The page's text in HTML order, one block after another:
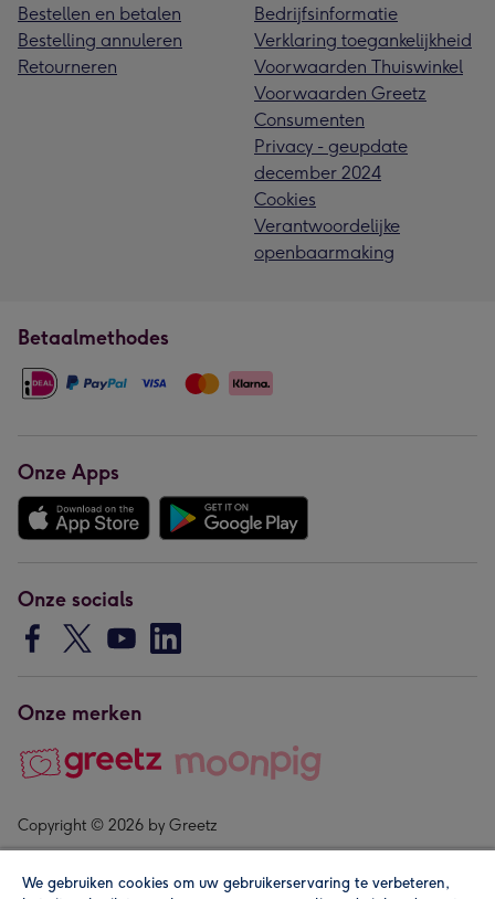
Bestellen en betalen
Bestelling annuleren
Retourneren
Bedrijfsinformatie
Verklaring toegankelijkheid
Voorwaarden Thuiswinkel
Voorwaarden Greetz
Consumenten
Privacy - geupdate
december 2024
Cookies
Verantwoordelijke
openbaarmaking
Betaalmethodes
Onze Apps
Onze socials
Onze merken
Copyright © 2026 by Greetz
We gebruiken cookies om uw gebruikerservaring te verbeteren,